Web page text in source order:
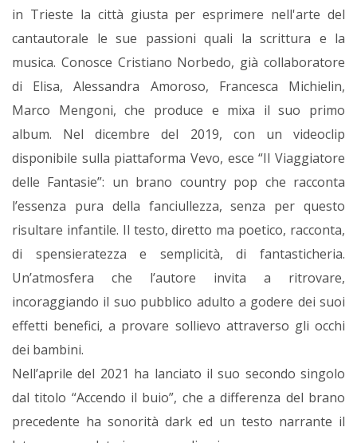
in Trieste la città giusta per esprimere nell'arte del
cantautorale le sue passioni quali la scrittura e la
musica. Conosce Cristiano Norbedo, già collaboratore
di Elisa, Alessandra Amoroso, Francesca Michielin,
Marco Mengoni, che produce e mixa il suo primo
album. Nel dicembre del 2019, con un videoclip
disponibile sulla piattaforma Vevo, esce “Il Viaggiatore
delle Fantasie”: un brano country pop che racconta
l’essenza pura della fanciullezza, senza per questo
risultare infantile. Il testo, diretto ma poetico, racconta,
di spensieratezza e semplicità, di fantasticheria.
Un’atmosfera che l’autore invita a ritrovare,
incoraggiando il suo pubblico adulto a godere dei suoi
effetti benefici, a provare sollievo attraverso gli occhi
dei bambini.
Nell’aprile del 2021 ha lanciato il suo secondo singolo
dal titolo “Accendo il buio”, che a differenza del brano
precedente ha sonorità dark ed un testo narrante il